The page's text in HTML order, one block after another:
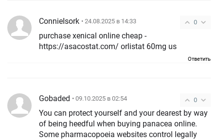
0
ConnieIsork • 24.08.2025 в 14:33
purchase xenical online cheap -
https://asacostat.com/ orlistat 60mg us
Ответить
0
Gobaded • 09.10.2025 в 02:54
You can protect yourself and your dearest by way
of being heedful when buying panacea online.
Some pharmacopoeia websites control legally